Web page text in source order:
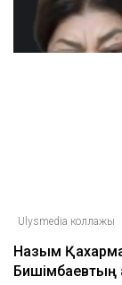
Ulysmedia